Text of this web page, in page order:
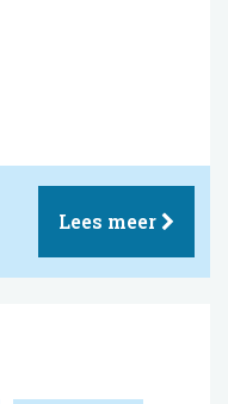
Lees meer